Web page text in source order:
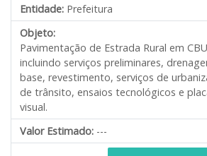
Entidade: Prefeitura
Objeto:
Pavimentação de Estrada Rural em
incluindo serviços preliminares,
base, revestimento, serviços de
de trânsito, ensaios tecnológicos e
visual.
Valor Estimado: ---